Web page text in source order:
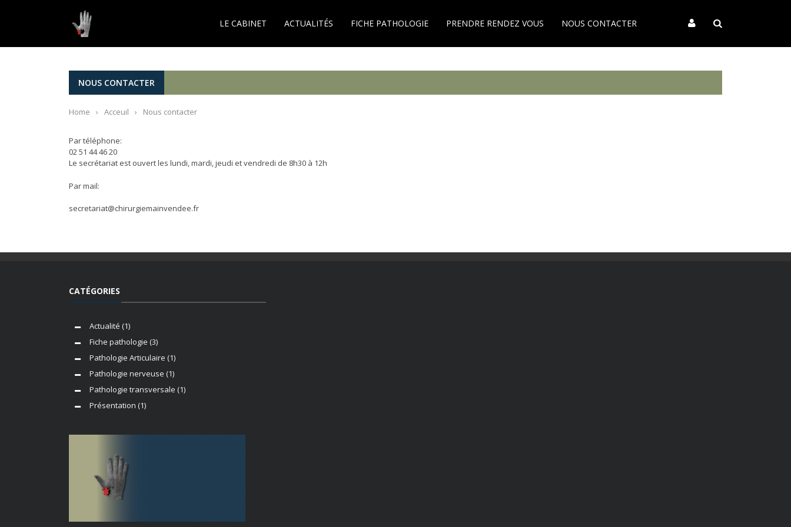
LE CABINET ACTUALITÉS FICHE PATHOLOGIE PRENDRE RENDEZ VOUS NOUS CONTACTER
NOUS CONTACTER
Home › Acceuil › Nous contacter
Par téléphone:
02 51 44 46 20
Le secrétariat est ouvert les lundi, mardi, jeudi et vendredi de 8h30 à 12h
Par mail:
secretariat@chirurgiemainvendee.fr
CATÉGORIES
Actualité (1)
Fiche pathologie (3)
Pathologie Articulaire (1)
Pathologie nerveuse (1)
Pathologie transversale (1)
Présentation (1)